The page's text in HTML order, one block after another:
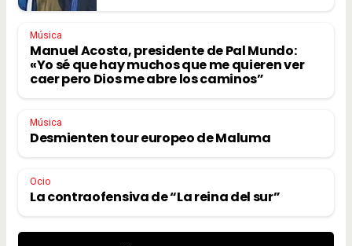
Música
Manuel Acosta, presidente de Pal Mundo:
«Yo sé que hay muchos que me quieren ver
caer pero Dios me abre los caminos”
Música
Desmienten tour europeo de Maluma
Ocio
La contraofensiva de “La reina del sur”